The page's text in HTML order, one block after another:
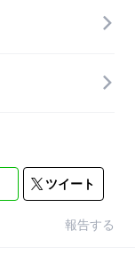
ツイート
報告する